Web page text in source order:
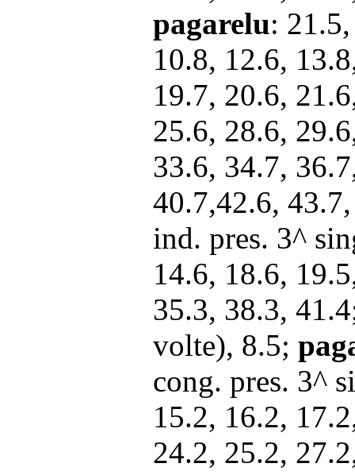
pagarelu:
10.8, 12.6,
19.7, 20.6,
25.6, 28.6,
33.6, 34.7,
40.7,42.6,
ind. pres. 3^
14.6, 18.6,
35.3, 38.3,
volte), 8.5;
cong. pres. 3^
15.2, 16.2,
24.2, 25.2,